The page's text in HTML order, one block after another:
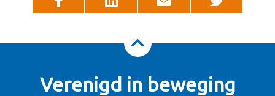
Verenigd in beweging